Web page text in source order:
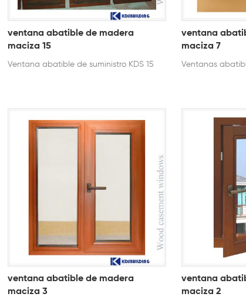
ventana abatible de madera
maciza 15
Ventana abatible de suministro KDS 15
ventana
maciza 7
Ventanas
ventana abatible de madera
maciza 3
ventana
maciza 2